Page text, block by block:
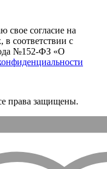
согласие на
соответствии с
№152-ФЗ «О
права защищены.